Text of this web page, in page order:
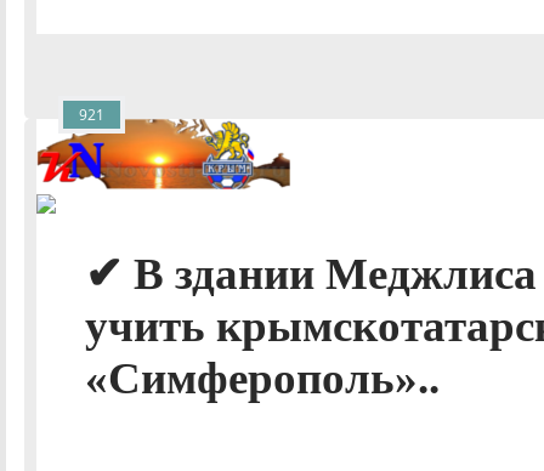
✔ В здании
учить
«Симферополь»..
921